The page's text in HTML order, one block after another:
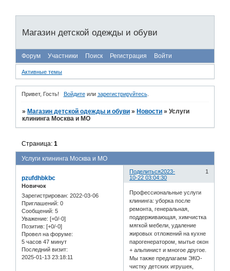
Магазин детской одежды и обуви
Форум Участники Поиск Регистрация Войти
Активные темы
Привет, Гость! Войдитеили зарегистрируйтесь.
» Магазин детской одежды и обуви » Новости »Услуги
клининга Москва и МО
Услуги клининга Москва и МО
Страница:1
Поделиться 1
2023-
10-22 03:04:30
pzufdhbkbc
Новичок
Зарегистрирован: 2022-03-06
Приглашений: 0
Сообщений: 5
Уважение: [+0/-0]
Позитив: [+0/-0]
Провел на форуме:
5 часов 47 минут
Последний визит:
2025-01-13 23:18:11
Профессиональные услуги
клининга: уборка после
ремонта, генеральная,
поддерживающая, химчистка
мягкой мебели, удаление
жировых отложений на кухне
парогенератором, мытье окон
+ альпинист и многое другое.
Мы также предлагаем ЭКО-
чистку детских игрушек,